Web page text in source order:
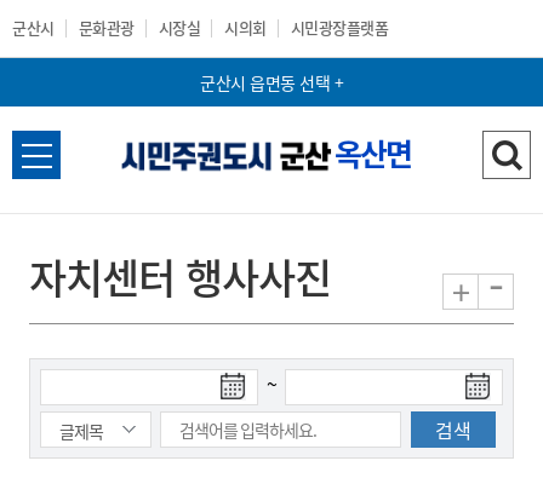
군산시 문화관광 시장실 시의회 시민광장플랫폼
군산시 읍면동 선택 +
옥산면
전
열
검
자치센터 행사사진 + -
~